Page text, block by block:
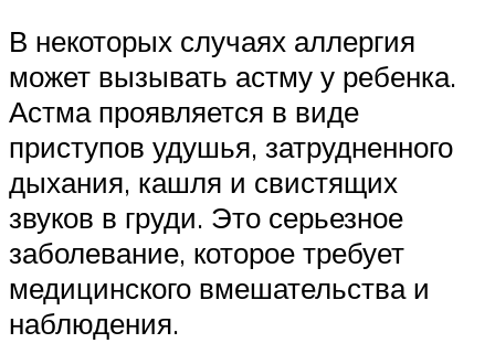
В некоторых случаях аллергия
может вызывать астму у ребенка.
Астма проявляется в виде
приступов удушья, затрудненного
дыхания, кашля и свистящих
звуков в груди. Это серьезное
заболевание, которое требует
медицинского вмешательства и
наблюдения.